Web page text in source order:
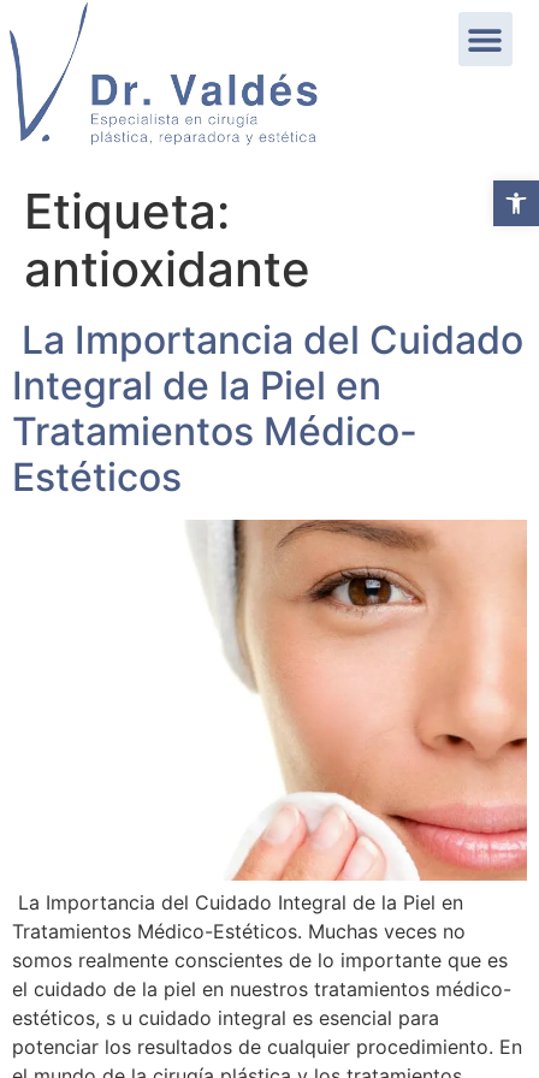
Etiqueta:
antioxidante
La Importancia del Cuidado
Integral de la Piel en
Tratamientos Médico-
Estéticos
La Importancia del Cuidado Integral de la Piel en
Tratamientos Médico-Estéticos. Muchas veces no
somos realmente conscientes de lo importante que es
el cuidado de la piel en nuestros tratamientos médico-
estéticos, s u cuidado integral es esencial para
potenciar los resultados de cualquier procedimiento. En
Abrir